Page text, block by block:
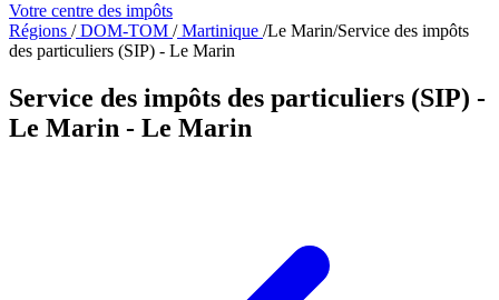
Votre centre des impôts
Régions /DOM-TOM /Martinique /Le Marin/Service des impôts
des particuliers (SIP) - Le Marin
Service des impôts des particuliers (SIP) -
Le Marin - Le Marin